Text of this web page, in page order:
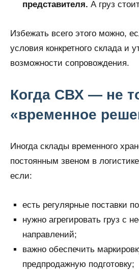
представителя. А груз
Избежать всего этого можно,
условия конкретного склада и
возможности сопровождения.
Когда СВХ — не
«временное
Иногда склады временного
постоянным звеном в
если:
есть регулярные поставки
нужно агрегировать груз с
направлений;
важно обеспечить
предпродажную подготовку;